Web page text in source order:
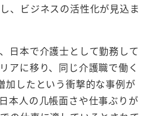
、ビジネスの活性化が見込ま
日本で介護士として勤務して
アに移り、同じ介護職で働く
加したという衝撃的な事例が
本人の几帳面さや仕事ぶりが